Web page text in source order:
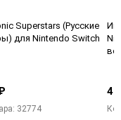
Superstars (Русские
для Nintendo Switch
32774
4